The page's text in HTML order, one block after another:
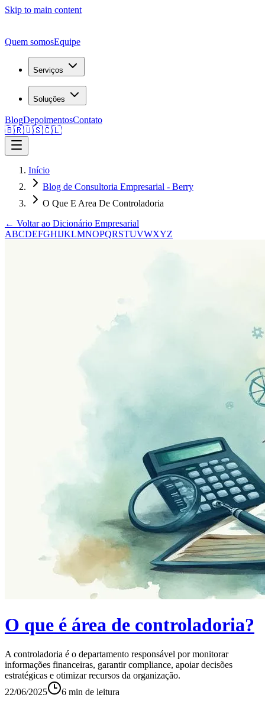
Skip to main content
Quem somosEquipe
Serviços
Soluções
BlogDepoimentosContato
🇧🇷🇺🇸🇨🇱
Início
Blog de Consultoria Empresarial - Berry
O Que E Area De Controladoria
← Voltar ao Dicionário Empresarial
ABCDEFGHIJKLMNOPQRSTUVWXYZ
O que é área de controladoria?
A controladoria é o departamento responsável por monitorar
informações financeiras, garantir compliance, apoiar decisões
estratégicas e otimizar recursos da organização.
22/06/2025
6 min de leitura